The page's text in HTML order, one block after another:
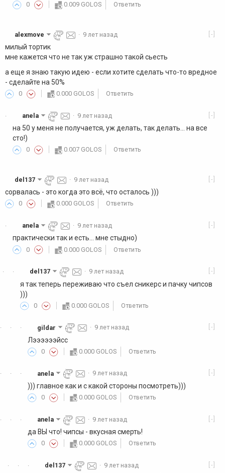
0 0.009 GOLOS Ответить
[-]
alexmove · 9 лет назад
милый тортик
мне кажется что не так уж страшно такой сьесть
а еще я знаю такую идею - если хотите сделать что-то вредное
- сделайте на 50%
0 0.000 GOLOS Ответить
· [-]
anela · 9 лет назад
на 50 у меня не получается, уж делать, так делать... на все
сто!)
0 0.007 GOLOS Ответить
[-]
del137 · 9 лет назад
сорвалась - это когда это всё, что осталось )))
0 0.000 GOLOS Ответить
· [-]
anela · 9 лет назад
практически так и есть... мне стыдно)
0 0.000 GOLOS Ответить
·
· [-]
del137 · 9 лет назад
я так теперь переживаю что съел сникерс и пачку чипсов
)))
0 0.000 GOLOS Ответить
·
·
· [-]
gildar · 9 лет назад
Лээээээйсс
0 0.000 GOLOS Ответить
·
·
· [-]
anela · 9 лет назад
))) главное как и с какой стороны посмотреть)))
0 0.000 GOLOS Ответить
·
·
· [-]
anela · 9 лет назад
да ВЫ что! чипсы - вкусная смерть!
0 0.000 GOLOS Ответить
·
·
· [-]
del137 · 9 лет назад